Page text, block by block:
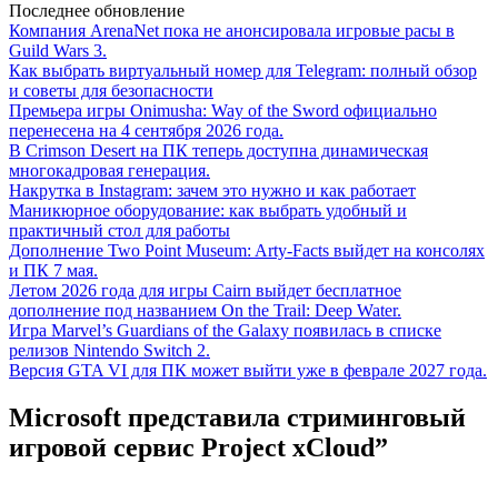
Последнее обновление
Компания ArenaNet пока не анонсировала игровые расы в
Guild Wars 3.
Как выбрать виртуальный номер для Telegram: полный обзор
и советы для безопасности
Премьера игры Onimusha: Way of the Sword официально
перенесена на 4 сентября 2026 года.
В Crimson Desert на ПК теперь доступна динамическая
многокадровая генерация.
Накрутка в Instagram: зачем это нужно и как работает
Маникюрное оборудование: как выбрать удобный и
практичный стол для работы
Дополнение Two Point Museum: Arty-Facts выйдет на консолях
и ПК 7 мая.
Летом 2026 года для игры Cairn выйдет бесплатное
дополнение под названием On the Trail: Deep Water.
Игра Marvel’s Guardians of the Galaxy появилась в списке
релизов Nintendo Switch 2.
Версия GTA VI для ПК может выйти уже в феврале 2027 года.
Microsoft представила стриминговый
игровой сервис Project xCloud”